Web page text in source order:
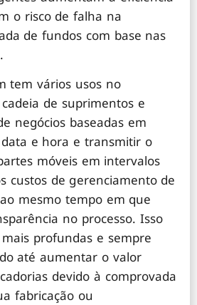
o risco de falha na
de fundos com base nas
tem vários usos no
de suprimentos e
negócios baseadas em
e hora e transmitir o
móveis em intervalos
custos de gerenciamento de
mesmo tempo em que
no processo. Isso
profundas e sempre
até aumentar o valor
devido à comprovada
fabricação ou